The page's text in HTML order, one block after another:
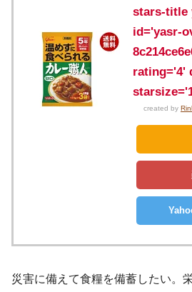
stars-title
id='yasr-
rating='4'
created by
災害に備えて食糧を備蓄したい。